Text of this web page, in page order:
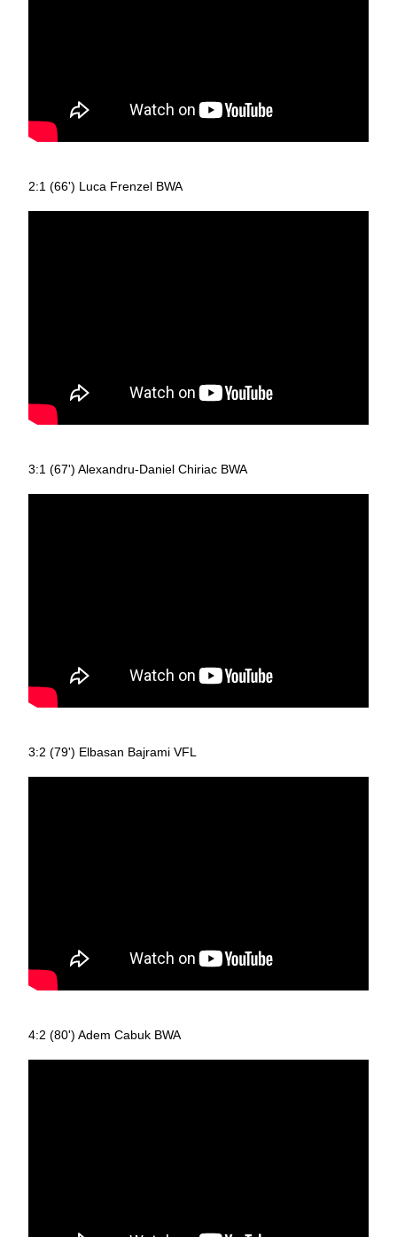
2:1 (66') Luca Frenzel BWA
3:1 (67') Alexandru-Daniel Chiriac BWA
3:2 (79') Elbasan Bajrami VFL
4:2 (80') Adem Cabuk BWA